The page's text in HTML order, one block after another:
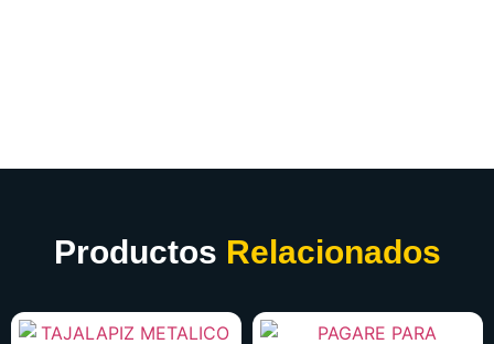
Productos Relacionados